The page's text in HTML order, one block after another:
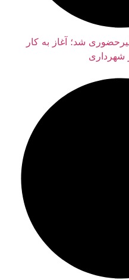
آغاز به کار